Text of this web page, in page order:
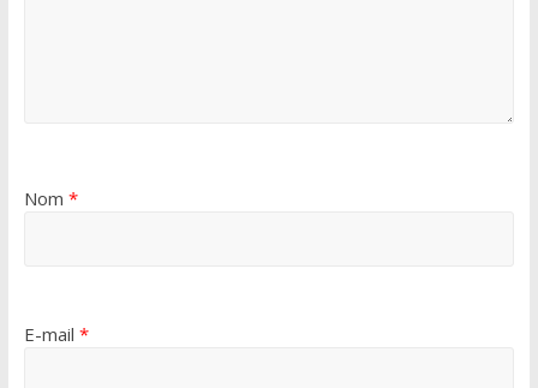
Nom *
E-mail *